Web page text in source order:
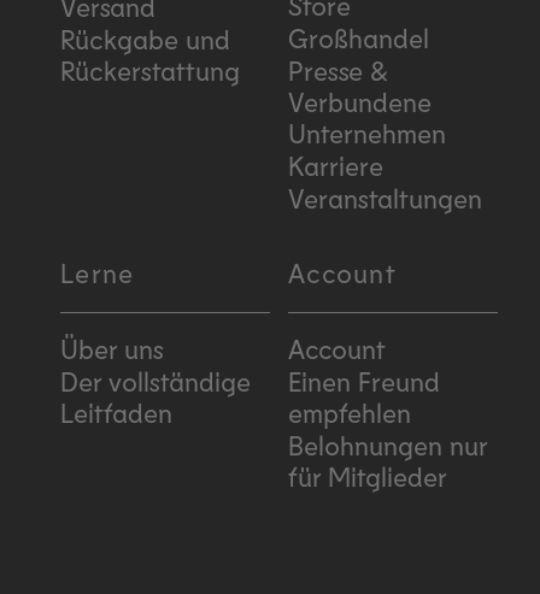
Versand
Rückgabe und
Rückerstattung
Großhandel
Presse &
Verbundene
Unternehmen
Karriere
Veranstaltungen
Lerne
Über uns
Der vollständige
Leitfaden
Account
Account
Einen Freund
empfehlen
Belohnungen nur
für Mitglieder